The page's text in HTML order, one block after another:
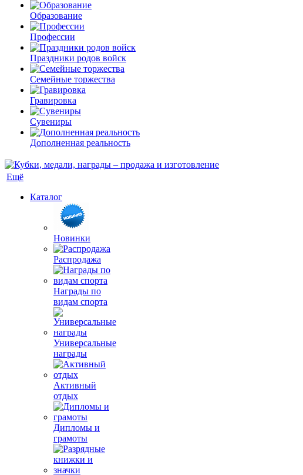
Образование
Профессии
Праздники родов войск
Семейные торжества
Гравировка
Сувениры
Дополненная реальность
Ещё
Каталог
Новинки
Распродажа
Награды по
видам спорта
Универсальные
награды
Активный
отдых
Дипломы и
грамоты